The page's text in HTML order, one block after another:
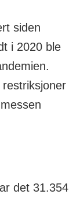
siden
i 2020 ble
det 31.354